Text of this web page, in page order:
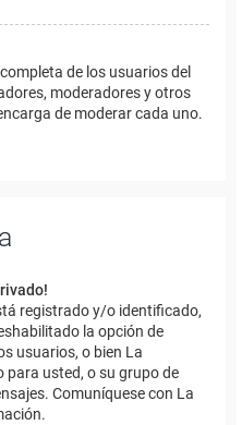
de los usuarios del
moderadores y otros
de moderar cada uno.
registrado y/o identificado,
la opción de
usuarios, o bien La
usted, o su grupo de
Comuníquese con La